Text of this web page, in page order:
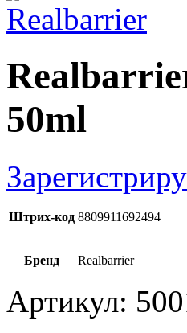
50ml
Штрих-код 8809911692494
Бренд Realbarrier
Артикул: